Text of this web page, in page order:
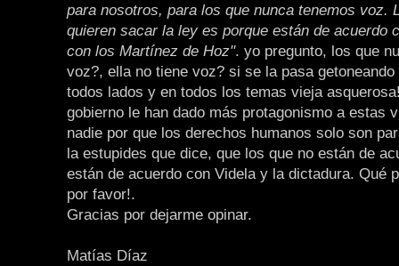
para nosotros, para los que nunca tenemos voz.
quieren sacar la ley es porque están de acuerdo
con los Martínez de Hoz". yo pregunto, los que
voz?, ella no tiene voz? si se la pasa
todos lados y en todos los temas vieja
gobierno le han dado más protagonismo a estas
nadie por que los derechos humanos solo son
la estupides que dice, que los que no están de
están de acuerdo con Videla y la dictadura. Qué
por favor!.
Gracias por dejarme opinar.
Matías Díaz